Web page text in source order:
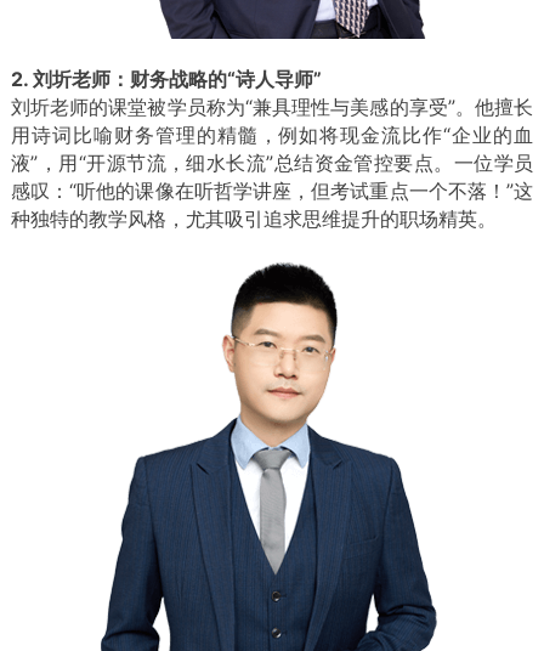
2. 刘圻老师：财务战略的“诗人导师”
刘圻老师的课堂被学员称为“兼具理性与美感的享受”。他擅长
用诗词比喻财务管理的精髓，例如将现金流比作“企业的血
液”，用“开源节流，细水长流”总结资金管控要点。一位学员
感叹：“听他的课像在听哲学讲座，但考试重点一个不落！”这
种独特的教学风格，尤其吸引追求思维提升的职场精英。